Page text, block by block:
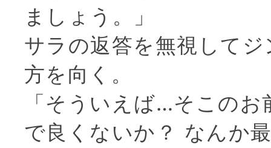
ましょう。」
サラの返答を無視して
方を向く。
「そういえば…そこの
で良くないか？ なんか